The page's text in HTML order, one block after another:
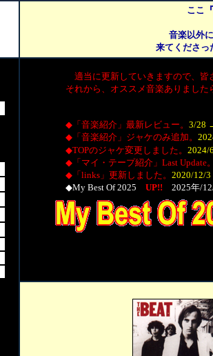
ここ
音楽以外
来てくださっ
適当に更新していきますので、皆さん
それから、オススメ音楽ありましたら
◆「音楽紹介」最新レビュー。 3/28
◆「音楽紹介」ジャケのみ追加。
◆TOPのジャケ変更しました。 2024/
◆「マイ・テープ紹介」 Last Update。
◆「links」更新しました。 2020/12/3
◆My Best Of 2025 UP!! 2025年/